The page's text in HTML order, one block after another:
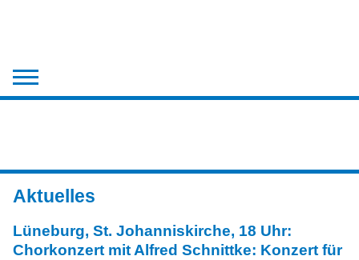
Chronik
Medien
Kontakt
Aktuelles
Lüneburg, St. Johanniskirche, 18 Uhr:
Chorkonzert mit Alfred Schnittke: Konzert für